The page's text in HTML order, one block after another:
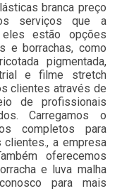
branca preço
serviços que a
estão opções
e borrachas, como
pigmentada,
e filme stretch
clientes através de
de profissionais
Carregamos o
completos para
a empresa
oferecemos
e luva malha
para mais